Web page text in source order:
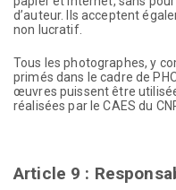
d’auteur. Ils acceptent
non lucratif.
Tous les photographes, y
primés dans le cadre de
œuvres puissent être
réalisées par le CAES du
Article 9 :